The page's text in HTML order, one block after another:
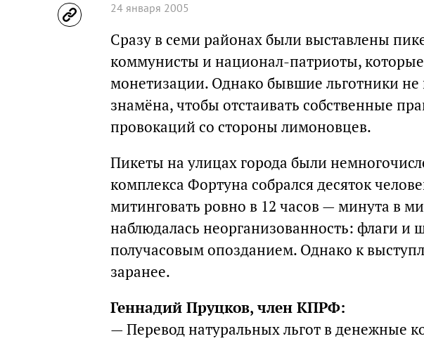
24 января 2005
Сразу в семи районах были выставлены
коммунисты и национал-патриоты,
монетизации. Однако бывшие льготники
знамёна, чтобы отстаивать собственные
провокаций со стороны лимоновцев.
Пикеты на улицах города были
комплекса Фортуна собрался десяток
митинговать ровно в 12 часов — минута в
наблюдалась неорганизованность: флаги и
получасовым опозданием. Однако к
заранее.
Геннадий Пруцков, член КПРФ:
— Перевод натуральных льгот в денежные